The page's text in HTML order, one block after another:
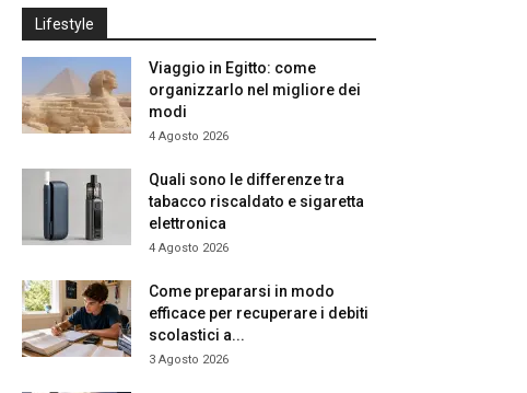
Lifestyle
Viaggio in Egitto: come
organizzarlo nel migliore dei
modi
4 Agosto 2026
Quali sono le differenze tra
tabacco riscaldato e sigaretta
elettronica
4 Agosto 2026
Come prepararsi in modo
efficace per recuperare i debiti
scolastici a...
3 Agosto 2026